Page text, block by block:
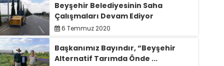
Beyşehir Belediyesinin Saha
Çalışmaları Devam Ediyor
6 Temmuz 2020
Başkanımız Bayındır, “Beyşehir
Alternatif Tarımda Önde ...